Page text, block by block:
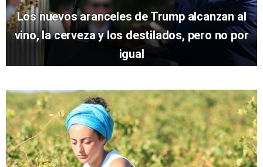
Los nuevos aranceles de Trump alcanzan al
vino, la cerveza y los destilados, pero no por
igual